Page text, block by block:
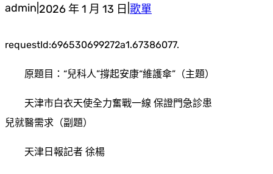
admin 2026 年 1 月 13 日 歌單
requestId:696530699272a1.67386077.
原題目：“兒科人”撐起安康“維護傘”（主題）
天津市白衣天使全力奮戰一線 保證門急診患
兒就醫需求（副題）
天津日報記者 徐楊